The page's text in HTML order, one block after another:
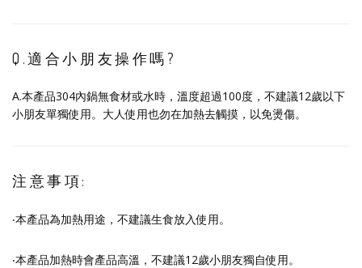
Q.適合小朋友操作嗎?
A.本產品304內鍋無食材或水時，溫度超過100度，不建議12歲以下
小朋友單獨使用。大人使用也勿在加熱去觸摸，以免燙傷。
注意事項:
‧本產品為加熱用途，不建議生食放入使用。
‧本產品加熱時會產品高溫，不建議12歲小朋友獨自使用。